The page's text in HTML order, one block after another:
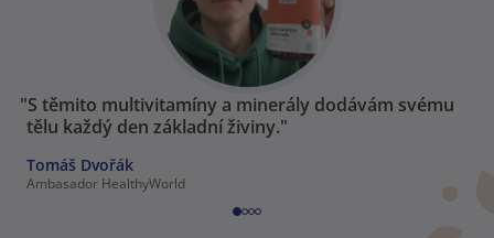
"S těmito multivitamíny a minerály dodávám svému
tělu každý den základní živiny."
Tomáš Dvořák
Ambasador HealthyWorld